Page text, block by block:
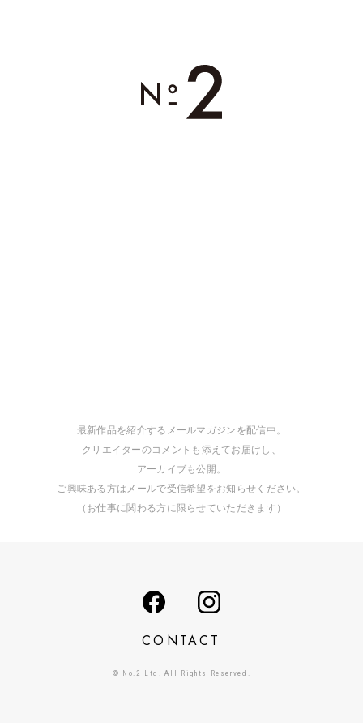
最新作品を紹介するメールマガジンを配信中。
クリエイターのコメントも添えてお届けし、
アーカイブも公開。
ご興味ある方はメールで受信希望をお知らせください。
（お仕事に関わる方に限らせていただきます）
CONTACT
© No.2 Ltd. All Rights Reserved.